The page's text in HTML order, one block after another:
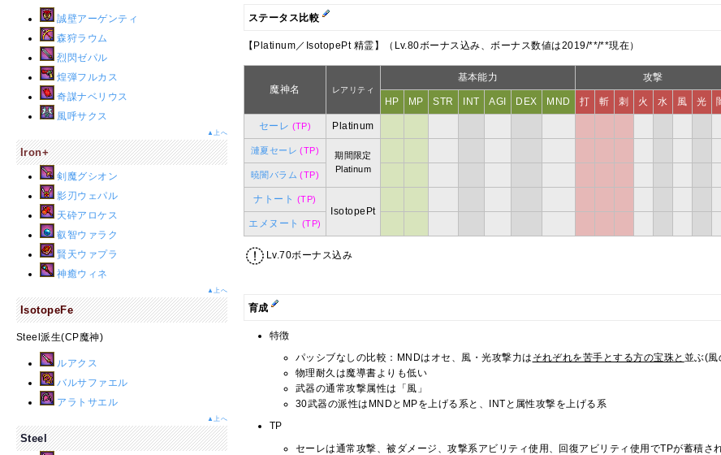
ステータス比較
【Platinum／IsotopePt 精霊】 （Lv.80ボーナス込み、ボーナス数値は2019/**/**現在）
魔神名 レアリティ
基本能力 攻撃
HP MP STR INT AGI DEX MND 打 斬 刺 火 水 風 光
セーレ (TP) Platinum
漣夏セーレ (TP)
期間限定
Platinum
暁闇バラム (TP)
ナトート (TP)
IsotopePt
エメヌート (TP)
Lv.70ボーナス込み
育成
特徴
パッシブなしの比較：MNDはオセ、風・光攻撃力は それぞれを苦手とする方の宝珠と 並ぶ(風
物理耐久は魔導書よりも低い
武器の通常攻撃属性は「風」
30武器の派性はMNDとMPを上げる系と、INTと属性攻撃を上げる系
TP
セーレは通常攻撃、被ダメージ、攻撃系アビリティ使用、回復アビリティ使用でTPが蓄積さ
誠壁アーゲンティ
森狩ラウム
烈閃ゼパル
煌弾フルカス
奇謀ナベリウス
風呼サクス
▲上へ
Iron+
剣魔グシオン
影刃ウェパル
天砕アロケス
叡智ウァラク
賢天ウァプラ
神癒ウィネ
▲上へ
IsotopeFe
Steel派生(CP魔神)
ルアクス
バルサファエル
アラトサエル
▲上へ
Steel